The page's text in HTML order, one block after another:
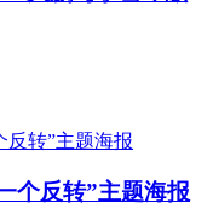
个反转”主题海报